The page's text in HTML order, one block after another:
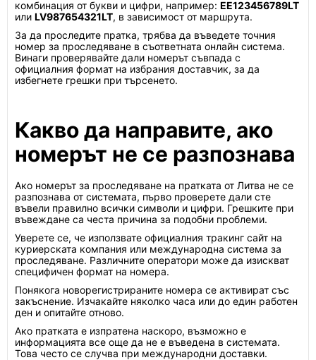
комбинация от букви и цифри, например: EE123456789LT
или LV987654321LT, в зависимост от маршрута.
За да проследите пратка, трябва да въведете точния
номер за проследяване в съответната онлайн система.
Винаги проверявайте дали номерът съвпада с
официалния формат на избрания доставчик, за да
избегнете грешки при търсенето.
Какво да направите, ако
номерът не се разпознава
Ако номерът за проследяване на пратката от Литва не се
разпознава от системата, първо проверете дали сте
въвели правилно всички символи и цифри. Грешките при
въвеждане са честа причина за подобни проблеми.
Уверете се, че използвате официалния тракинг сайт на
куриерската компания или международна система за
проследяване. Различните оператори може да изискват
специфичен формат на номера.
Понякога новорегистрираните номера се активират със
закъснение. Изчакайте няколко часа или до един работен
ден и опитайте отново.
Ако пратката е изпратена наскоро, възможно е
информацията все още да не е въведена в системата.
Това често се случва при международни доставки.